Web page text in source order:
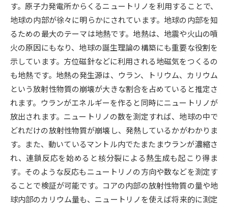
SELFBRAND特集ページ
オープンキャンパスなどを調べる
オープンキャンパス検索 実施プログラムから探す
来場型・Web型イベント特集 夢ナビライブ
受験準備 資料検索
志望校・出願校を調べる
併願校選び 受験スケジュールを立てよう
す。原子力発電所からくるニュートリノを利用することで、
地球の内部が徐々に明らかにされています。地球の内部を知
るための最大のテーマは地熱です。地熱は、地震や火山の噴
火の原因にもなり、地球の誕生理論の構築にも重要な役割を
示しています。方位磁針などに利用される地磁気をつくるの
も地熱です。地熱の発生源は、ウラン、トリウム、カリウム
という放射性物質の崩壊が大きな割合を占めていると推定さ
れます。ウランがエネルギーを作ると同時にニュートリノが
放出されます。ニュートリノの数を測定すれば、地球の中で
どれだけの放射性物質が崩壊し、発熱しているかがわかりま
す。また、動いているマントル内でたまたまウランが濃縮さ
れ、連鎖反応を始めると核分裂による熱生成も起こり得ま
す。そのような反応もニュートリノの方向や数などを測定す
ることで検証が可能です。コアの内部の放射性物質の量や地
球内部のカリウム量も、ニュートリノを使えば将来的に測定